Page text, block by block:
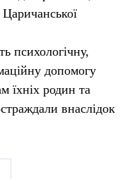
Царичанської
психологічну,
допомогу
їхніх родин та
внаслідок